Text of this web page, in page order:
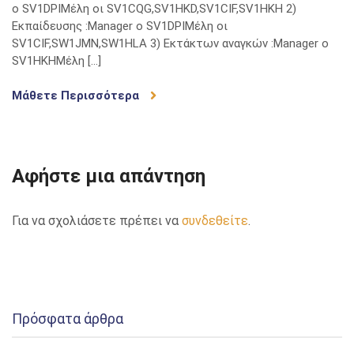
o SV1DPIΜέλη οι SV1CQG,SV1HKD,SV1CIF,SV1HKH 2)
Εκπαίδευσης :Manager o SV1DPIΜέλη οι
SV1CIF,SW1JMN,SW1HLA 3) Εκτάκτων αναγκών :Manager o
SV1HKHΜέλη […]
Μάθετε Περισσότερα
Αφήστε μια απάντηση
Για να σχολιάσετε πρέπει να συνδεθείτε.
Πρόσφατα άρθρα